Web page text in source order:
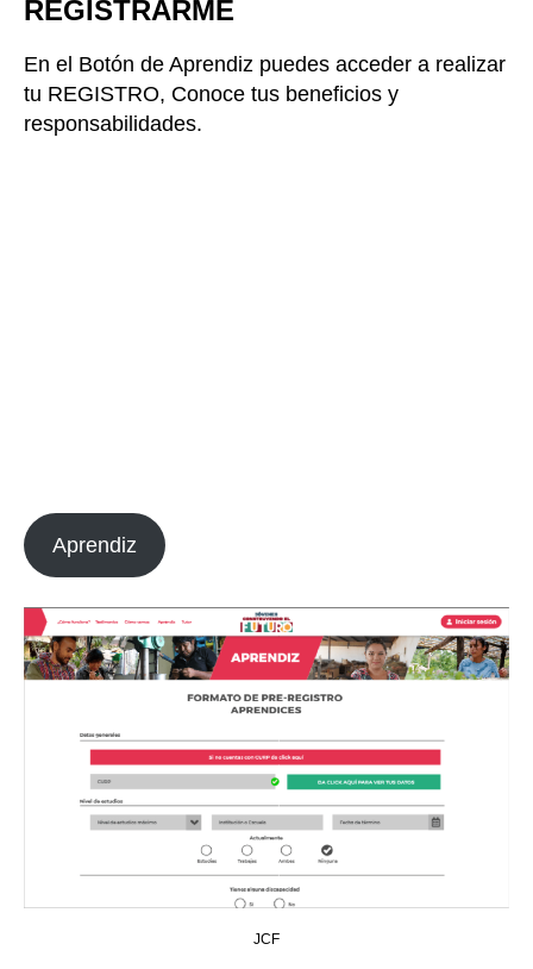
REGISTRARME
En el Botón de Aprendiz puedes acceder a realizar
tu REGISTRO, Conoce tus beneficios y
responsabilidades.
Aprendiz
JCF